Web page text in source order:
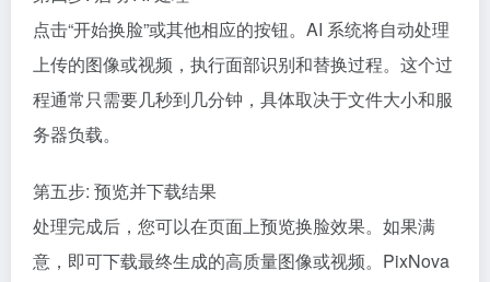
点击“开始换脸”或其他相应的按钮。AI 系统将自动处理
上传的图像或视频，执行面部识别和替换过程。这个过
程通常只需要几秒到几分钟，具体取决于文件大小和服
务器负载。
第五步: 预览并下载结果
处理完成后，您可以在页面上预览换脸效果。如果满
意，即可下载最终生成的高质量图像或视频。PixNova